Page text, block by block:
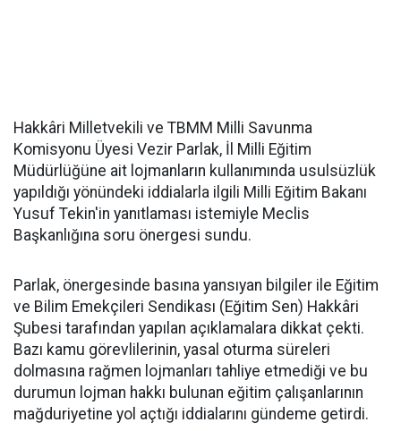
Hakkâri Milletvekili ve TBMM Milli Savunma
Komisyonu Üyesi Vezir Parlak, İl Milli Eğitim
Müdürlüğüne ait lojmanların kullanımında usulsüzlük
yapıldığı yönündeki iddialarla ilgili Milli Eğitim Bakanı
Yusuf Tekin'in yanıtlaması istemiyle Meclis
Başkanlığına soru önergesi sundu.
Parlak, önergesinde basına yansıyan bilgiler ile Eğitim
ve Bilim Emekçileri Sendikası (Eğitim Sen) Hakkâri
Şubesi tarafından yapılan açıklamalara dikkat çekti.
Bazı kamu görevlilerinin, yasal oturma süreleri
dolmasına rağmen lojmanları tahliye etmediği ve bu
durumun lojman hakkı bulunan eğitim çalışanlarının
mağduriyetine yol açtığı iddialarını gündeme getirdi.